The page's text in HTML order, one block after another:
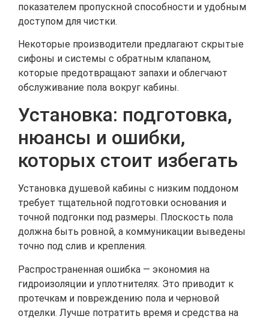
показателем пропускной способности и удобным
доступом для чистки.
Некоторые производители предлагают скрытые
сифоны и системы с обратным клапаном,
которые предотвращают запахи и облегчают
обслуживание пола вокруг кабины.
Установка: подготовка,
нюансы и ошибки,
которых стоит избегать
Установка душевой кабины с низким поддоном
требует тщательной подготовки основания и
точной подгонки под размеры. Плоскость пола
должна быть ровной, а коммуникации выведены
точно под слив и крепления.
Распространенная ошибка — экономия на
гидроизоляции и уплотнителях. Это приводит к
протечкам и повреждению пола и черновой
отделки. Лучше потратить время и средства на